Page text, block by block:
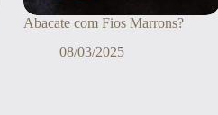
Abacate com Fios Marrons?
08/03/2025